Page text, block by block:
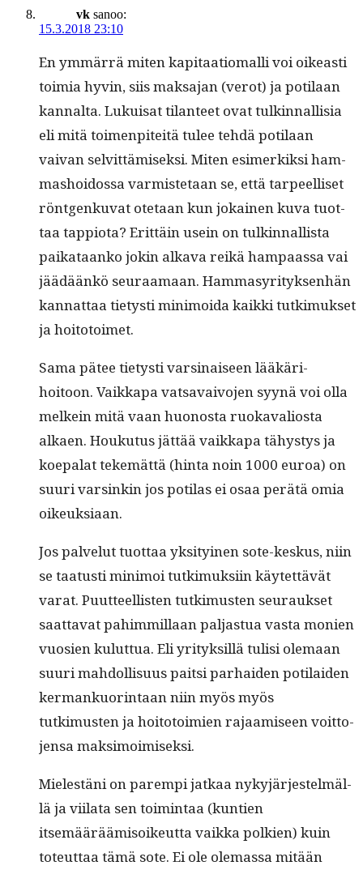
vk sanoo:
15.3.2018 23:10
En ymmär­rä miten kap­i­taa­tioma­lli voi oikeasti
toimia hyvin, siis mak­sa­jan (verot) ja poti­laan
kannal­ta. Lukuisat tilanteet ovat tulkin­nal­lisia
eli mitä toimen­piteitä tulee tehdä poti­laan
vaivan selvit­tämisek­si. Miten esimerkik­si ham­
mashoi­dos­sa varmis­te­taan se, että tarpeel­liset
rönt­genku­vat ote­taan kun jokainen kuva tuot­
taa tap­pi­o­ta? Erit­täin usein on tulkin­nal­lista
paikataanko jokin alka­va reikä ham­paas­sa vai
jäädäänkö seu­raa­maan. Ham­masyri­tyk­sen­hän
kan­nat­taa tietysti min­i­moi­da kaik­ki tutkimuk­set
ja hoitotoimet.
Sama pätee tietysti varsi­naiseen lääkäri­
hoitoon. Vaikka­pa vat­savaivo­jen syynä voi olla
melkein mitä vaan huonos­ta ruokavalios­ta
alka­en. Houku­tus jät­tää vaikka­pa tähystys ja
koepalat tekemät­tä (hin­ta noin 1000 euroa) on
suuri varsinkin jos poti­las ei osaa perätä omia
oikeuksiaan.
Jos palve­lut tuot­taa yksi­tyi­nen sote-keskus, niin
se taa­tusti min­i­moi tutkimuk­si­in käytet­tävät
varat. Puut­teel­lis­ten tutkimusten seu­rauk­set
saat­ta­vat pahim­mil­laan pal­jas­tua vas­ta monien
vuosien kulut­tua. Eli yri­tyk­sil­lä tulisi ole­maan
suuri mah­dol­lisu­us pait­si parhaiden poti­laiden
ker­mankuor­in­taan niin myös myös
tutkimusten ja hoito­toimien rajaamiseen voit­to­
jen­sa maksimoimiseksi.
Mielestäni on parem­pi jatkaa nykyjär­jestelmäl­
lä ja viila­ta sen toim­intaa (kun­tien
itsemääräämisoikeut­ta vaik­ka polkien) kuin
toteut­taa tämä sote. Ei ole ole­mas­sa mitään